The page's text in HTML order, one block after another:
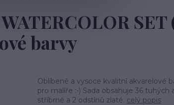
SET
barvy
Oblíbené a vysoce kvalitní akvarelové
pro malíře :-) Sada obsahuje 36
stříbrné a 2 odstínů zlaté. celý popis